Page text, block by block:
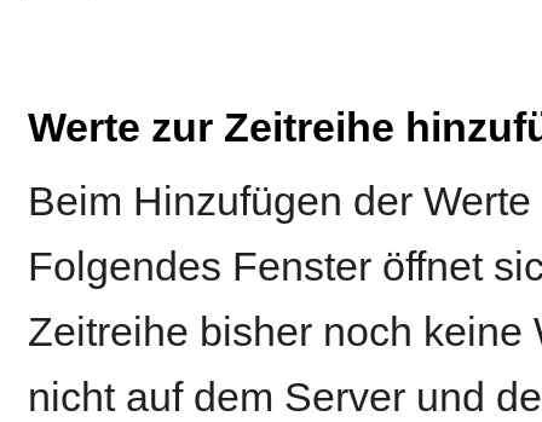
Werte zur Zeitreihe
Beim Hinzufügen der
Folgendes Fenster öffnet
Zeitreihe bisher noch keine
nicht auf dem Server und